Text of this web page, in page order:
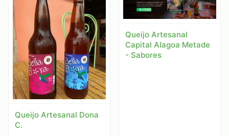
Queijo Artesanal Dona
C.
Queijo Artesanal
Capital Alagoa Metade
- Sabores